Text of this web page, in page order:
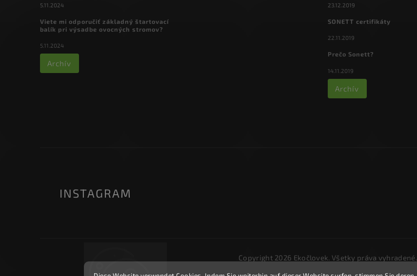
5.11.2024
Viete mi odporučiť základný štartovací
balík pri výsadbe ovocných stromov?
5.11.2024
Archív
23.12.2019
SONETT certifikáty
22.11.2019
Prečo Sonett?
14.11.2019
Archív
INSTAGRAM
Copyright 2026 Ekočlovek. Všetky práva vyhradené.